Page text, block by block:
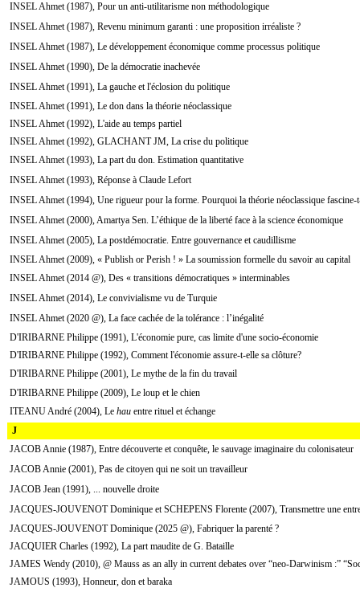
INSEL Ahmet (1987), Pour un anti-utilitarisme non méthodologique
INSEL Ahmet (1987), Revenu minimum garanti : une proposition irréaliste ?
INSEL Ahmet (1987), Le développement économique comme processus politique
INSEL Ahmet (1990), De la démocratie inachevée
INSEL Ahmet (1991), La gauche et l'éclosion du politique
INSEL Ahmet (1991), Le don dans la théorie néoclassique
INSEL Ahmet (1992), L'aide au temps partiel
INSEL Ahmet (1992), GLACHANT JM, La crise du politique
INSEL Ahmet (1993), La part du don. Estimation quantitative
INSEL Ahmet (1993), Réponse à Claude Lefort
INSEL Ahmet (1994), Une rigueur pour la forme. Pourquoi la théorie néoclassique fascine-
INSEL Ahmet (2000), Amartya Sen. L’éthique de la liberté face à la science économique
INSEL Ahmet (2005), La postdémocratie. Entre gouvernance et caudillisme
INSEL Ahmet (2009), « Publish or Perish ! » La soumission formelle du savoir au capital
INSEL Ahmet (2014 @), Des « transitions démocratiques » interminables
INSEL Ahmet (2014), Le convivialisme vu de Turquie
INSEL Ahmet (2020 @), La face cachée de la tolérance : l’inégalité
D'IRIBARNE Philippe (1991), L'économie pure, cas limite d'une socio-économie
D'IRIBARNE Philippe (1992), Comment l'économie assure-t-elle sa clôture?
D'IRIBARNE Philippe (2001), Le mythe de la fin du travail
D'IRIBARNE Philippe (2009), Le loup et le chien
ITEANU André (2004), Le hau entre rituel et échange
J
JACOB Annie (1987), Entre découverte et conquête, le sauvage imaginaire du colonisateur
JACOB Annie (2001), Pas de citoyen qui ne soit un travailleur
JACOB Jean (1991), ... nouvelle droite
JACQUES-JOUVENOT Dominique et SCHEPENS Florente (2007), Transmettre une
JACQUES-JOUVENOT Dominique (2025 @), Fabriquer la parenté ?
JACQUIER Charles (1992), La part maudite de G. Bataille
JAMES Wendy (2010), @ Mauss as an ally in current debates over “neo-Darwinism :”
JAMOUS (1993), Honneur, don et baraka